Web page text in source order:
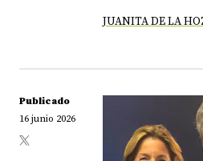
JUANITA DE LA
Publicado
16 junio 2026